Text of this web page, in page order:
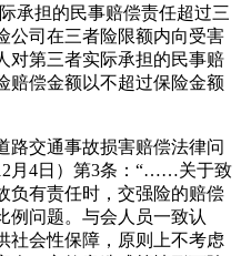
承担的民事赔偿责任超过三
公司在三者险限额内向受害
对第三者实际承担的民事赔
赔偿金额以不超过保险金额
路交通事故损害赔偿法律问
月4日）第3条：“……关于致
负有责任时，交强险的赔偿
例问题。与会人员一致认
社会性保障，原则上不考虑